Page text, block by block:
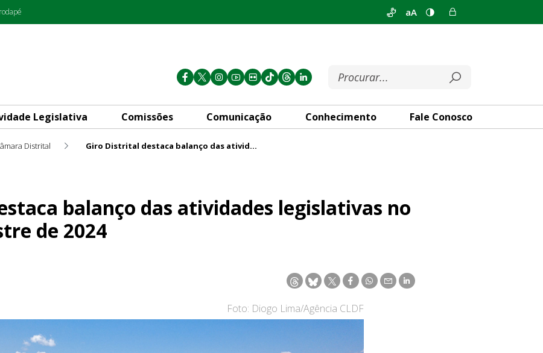
aA
Legislativa Comissões Comunicação Conhecimento Fale Conosco
Distrital Giro Distrital destaca balanço das atividades legislativas no primeiro semestre de 2024
balanço das atividades legislativas no
de 2024
Foto: Diogo Lima/Agência CLDF